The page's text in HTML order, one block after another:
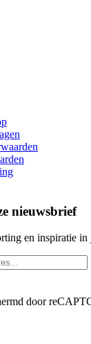
nieuwsbrief
en inspiratie in
door